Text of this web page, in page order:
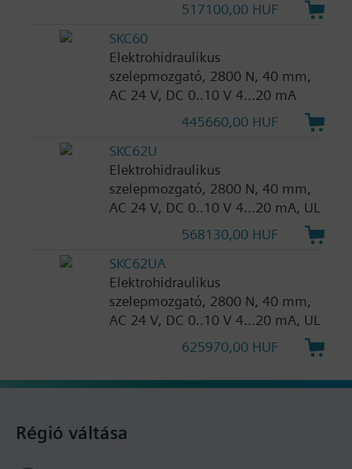
517100,00 HUF
SKC60
Elektrohidraulikus
szelepmozgató, 2800 N, 40 mm,
AC 24 V, DC 0..10 V 4...20 mA
445660,00 HUF
SKC62U
Elektrohidraulikus
szelepmozgató, 2800 N, 40 mm,
AC 24 V, DC 0..10 V 4...20 mA, UL
568130,00 HUF
SKC62UA
Elektrohidraulikus
szelepmozgató, 2800 N, 40 mm,
AC 24 V, DC 0..10 V 4...20 mA, UL
625970,00 HUF
Régió váltása